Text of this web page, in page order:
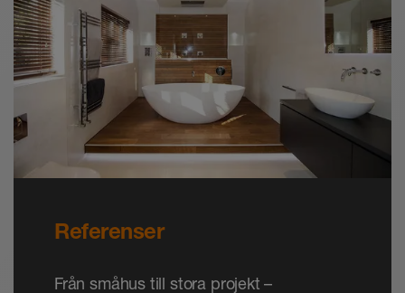
Referenser
Från småhus till stora projekt –